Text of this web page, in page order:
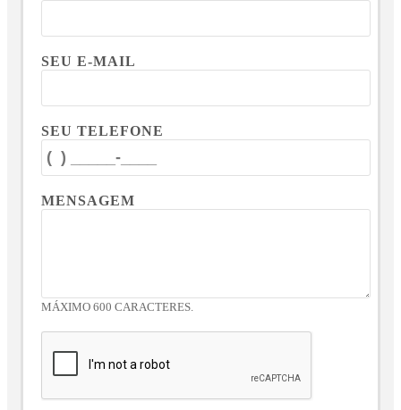
SEU E-MAIL
SEU TELEFONE
MENSAGEM
MÁXIMO 600 CARACTERES.